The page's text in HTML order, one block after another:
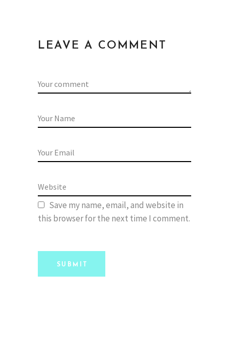
LEAVE A COMMENT
Save my name, email, and website in
this browser for the next time I comment.
SUBMIT